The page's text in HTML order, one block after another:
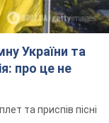
України та
про це не
та приспів пісні